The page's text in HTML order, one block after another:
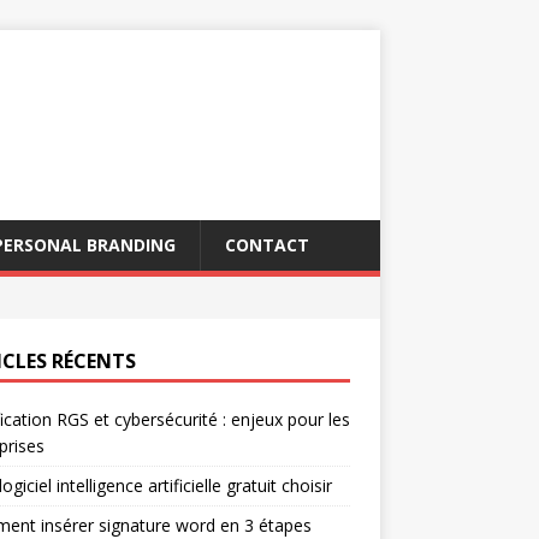
BRANDING CONTACT
RÉCENTS
RGS et cybersécurité : enjeux pour les
intelligence artificielle gratuit choisir
insérer signature word en 3 étapes